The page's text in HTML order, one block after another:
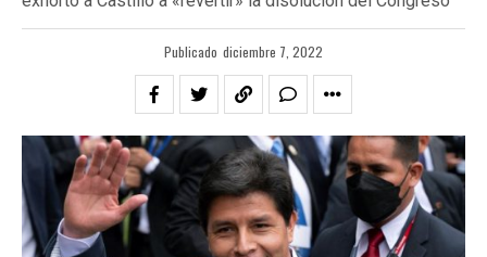
Publicado diciembre 7, 2022